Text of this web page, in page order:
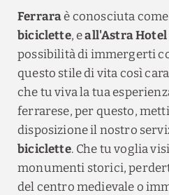
Ferraraè conosciuta
biciclette, eall'Astra Hotel
possibilità di immergerti
questo stile di vita così
che tu viva la tua
ferrarese, per questo,
disposizione il nostro
biciclette. Che tu voglia
monumenti storici,
del centro medievale o